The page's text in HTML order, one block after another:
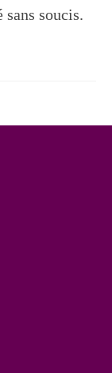
sans soucis.